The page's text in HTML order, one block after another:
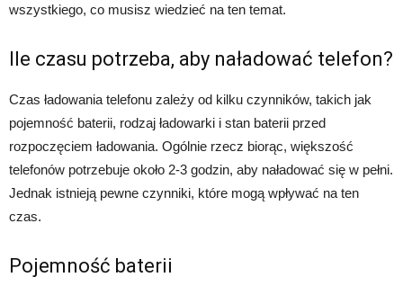
wszystkiego, co musisz wiedzieć na ten temat.
Ile czasu potrzeba, aby naładować telefon?
Czas ładowania telefonu zależy od kilku czynników, takich jak
pojemność baterii, rodzaj ładowarki i stan baterii przed
rozpoczęciem ładowania. Ogólnie rzecz biorąc, większość
telefonów potrzebuje około 2-3 godzin, aby naładować się w pełni.
Jednak istnieją pewne czynniki, które mogą wpływać na ten
czas.
Pojemność baterii